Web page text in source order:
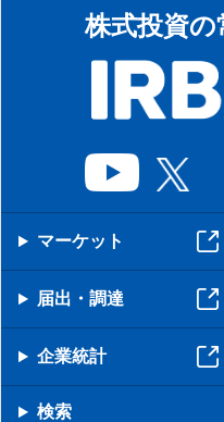
株式投資の
マーケット
届出・調達
企業統計
検索